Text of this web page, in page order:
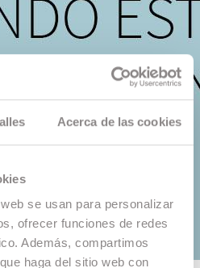
Acerca de las cookies
se usan para personalizar
ofrecer funciones de redes
Además, compartimos
haga del sitio web con